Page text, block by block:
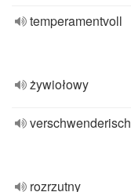
temperamentvoll
żywiołowy
verschwenderisch
rozrzutny